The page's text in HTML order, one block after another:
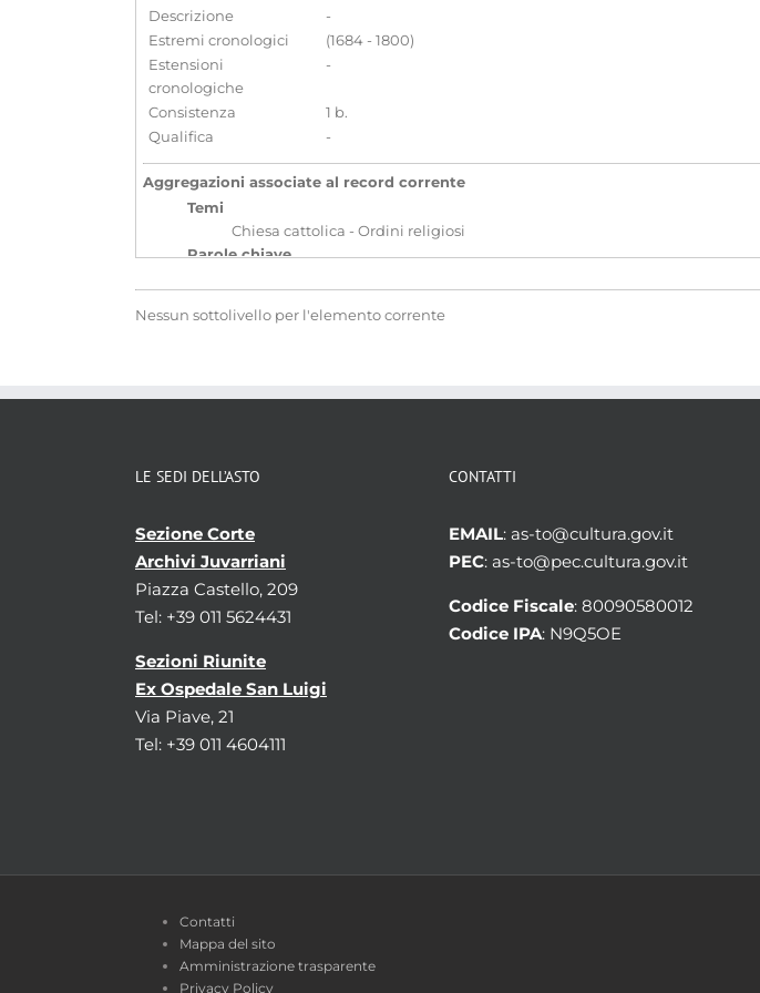
Descrizione
-
Estremi cronologici
(1684 - 1800)
Estensioni
cronologiche
-
Consistenza
1 b.
Qualifica
-
Aggregazioni associate al record corrente
Temi
Chiesa cattolica - Ordini religiosi
Parole chiave
Nessun sottolivello per l'elemento corrente
LE SEDI DELL’ASTO
Sezione Corte
Archivi Juvarriani
Piazza Castello, 209
Tel: +39 011 5624431
Sezioni Riunite
Ex Ospedale San Luigi
Via Piave, 21
Tel: +39 011 4604111
CONTATTI
EMAIL: as-to@cultura.gov.it
PEC: as-to@pec.cultura.gov.it
Codice Fiscale: 80090580012
Codice IPA: N9Q5OE
Contatti
Mappa del sito
Amministrazione trasparente
Privacy Policy